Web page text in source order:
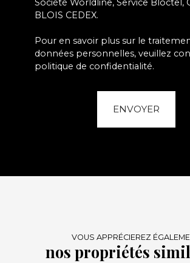
Société Worldline, Service Bloctel,
BLOIS CEDEX.
Pour en savoir plus sur le
données personnelles, veuillez
politique de confidentialité.
ENVOYER
VOUS APPRÉCIEREZ
nos propriétés